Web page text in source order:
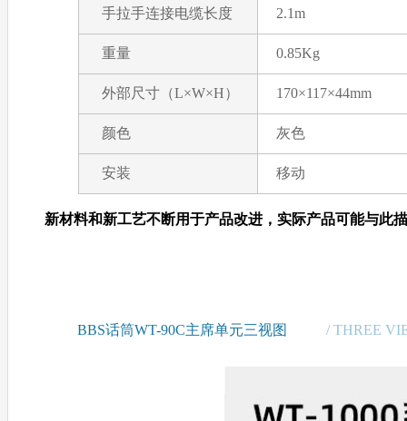
手拉手连接电缆长度 2.1m
重量 0.85Kg
外部尺寸（L×W×H） 170×117×44mm
颜色 灰色
安装 移动
新材料和新工艺不断用于产品改进，实际产品可能与此
BBS话筒WT-90C主席单元三视图 / THREE